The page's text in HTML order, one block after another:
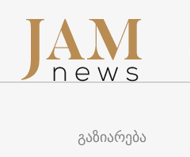
გაზიარება